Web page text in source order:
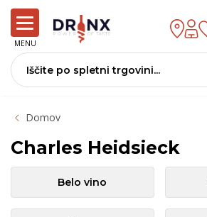
MENU
Domov
Charles Heidsieck
Belo vino